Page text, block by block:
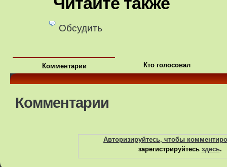
Обсудить
Комментарии Кто голосовал
Комментарии
Авторизируйтесь, чтобы
зарегистрируйтесь здесь.